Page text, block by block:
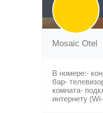
Mosaic Otel
В номере:-
бар-
комната-
интернету